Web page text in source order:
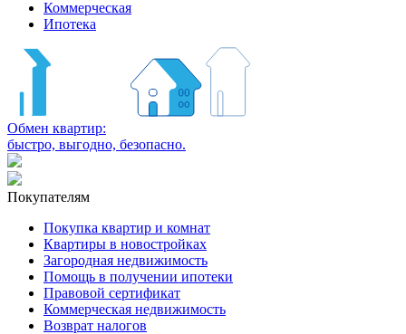
Коммерческая
Ипотека
Обмен квартир:
быстро, выгодно, безопасно.
Покупателям
Покупка квартир и комнат
Квартиры в новостройках
Загородная недвижимость
Помощь в получении ипотеки
Правовой сертификат
Коммерческая недвижимость
Возврат налогов